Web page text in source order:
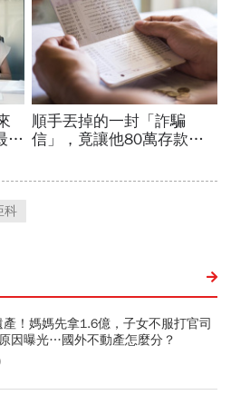
科
！媽媽先拿1.6億，子女不服打官司
因曝光…國外不動產怎麼分？